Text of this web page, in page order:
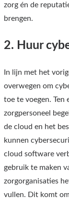
zorg én de
brengen.
2. Huur
In lijn met het
overwegen om
toe te voegen. Ten
zorgpersoneel
de cloud en het
kunnen
cloud software
gebruik te maken
zorgorganisaties
vullen. Dit komt